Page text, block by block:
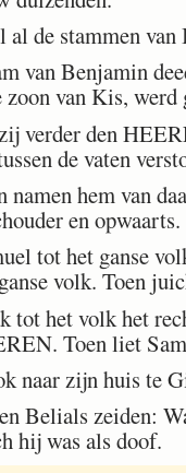
al de stammen
van Benjamin
zoon van Kis,
verder den
de vaten
hem van
en opwaarts.
tot het ganse
volk. Toen
tot het volk het
Toen liet
naar zijn huis te
Belials zeiden:
hij was als doof.